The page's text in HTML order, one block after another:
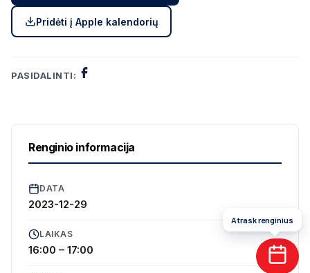
Pridėti į Apple kalendorių
PASIDALINTI:
Renginio informacija
DATA
2023-12-29
LAIKAS
16:00 – 17:00
Atrask renginius